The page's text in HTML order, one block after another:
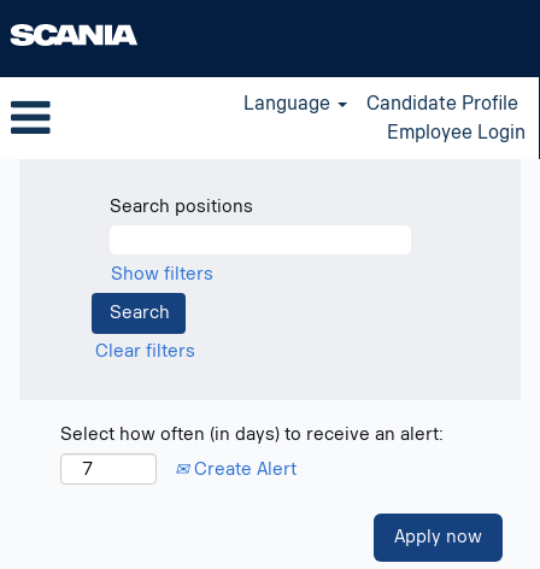
Language
Candidate Profile
Employee Login
Search positions
Show filters
Clear filters
Select how often (in days) to receive an alert:
Create Alert
Apply now